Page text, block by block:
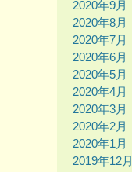
2020年9月
2020年8月
2020年7月
2020年6月
2020年5月
2020年4月
2020年3月
2020年2月
2020年1月
2019年12月